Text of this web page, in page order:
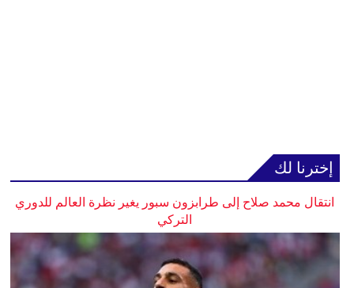
إخترنا لك
انتقال محمد صلاح إلى طرابزون سبور يغير نظرة العالم للدوري
التركي